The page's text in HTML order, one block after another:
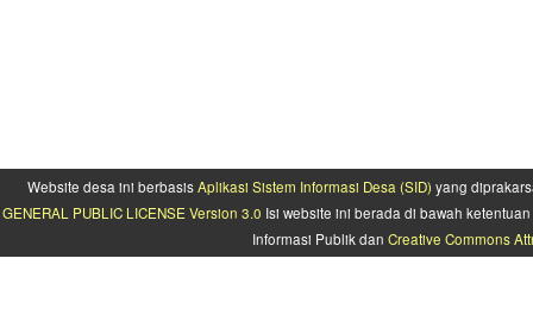
Website desa ini berbasisAplikasi Sistem Informasi Desa (SID) yang
GENERAL PUBLIC LICENSE Version 3.0 Isi website ini berada di bawah
Informasi Publik dan Creative Commons